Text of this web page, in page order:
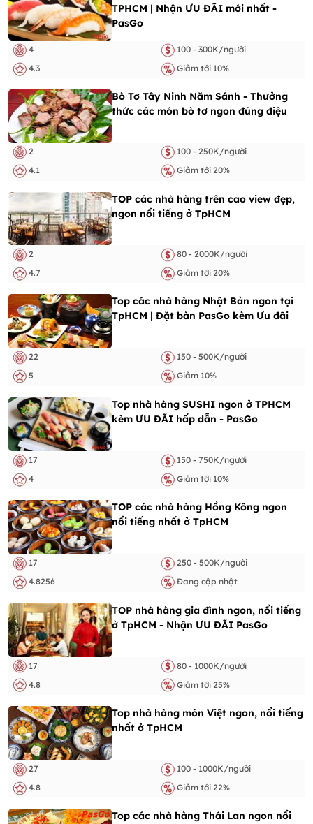
TPHCM | Nhận ƯU ĐÃI mới nhất -
PasGo
4
100 - 300K/người
4.3
Giảm tới 10%
Bò Tơ Tây Ninh Năm Sánh - Thưởng
thức các món bò tơ ngon đúng điệu
2
100 - 250K/người
4.1
Giảm tới 20%
TOP các nhà hàng trên cao view đẹp,
ngon nổi tiếng ở TpHCM
2
80 - 2000K/người
4.7
Giảm tới 20%
Top các nhà hàng Nhật Bản ngon tại
TpHCM | Đặt bàn PasGo kèm Ưu đãi
22
150 - 500K/người
5
Giảm 10%
Top nhà hàng SUSHI ngon ở TPHCM
kèm ƯU ĐÃI hấp dẫn - PasGo
17
150 - 750K/người
4
Giảm tới 10%
TOP các nhà hàng Hồng Kông ngon
nổi tiếng nhất ở TpHCM
17
250 - 500K/người
4.8256
Đang cập nhật
TOP nhà hàng gia đình ngon, nổi tiếng
ở TpHCM - Nhận ƯU ĐÃI PasGo
17
80 - 1000K/người
4.8
Giảm tới 25%
Top nhà hàng món Việt ngon, nổi tiếng
nhất ở TpHCM
27
100 - 1000K/người
4.8
Giảm tới 22%
Top các nhà hàng Thái Lan ngon nổi